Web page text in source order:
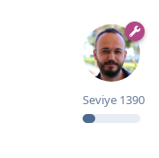
Seviye 1390